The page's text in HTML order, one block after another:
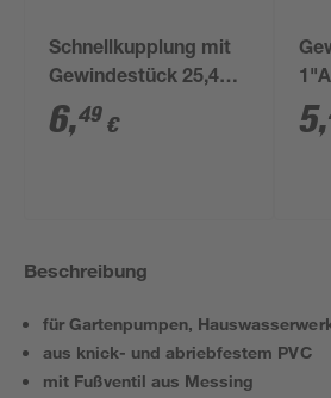
Schnellkupplung mit
Gewindestück 25,4
mm (1") IG
6,49 € 5,
Beschreibung
für Gartenpumpen,
aus knick- und abriebfestem PVC
mit Fußventil aus Messing